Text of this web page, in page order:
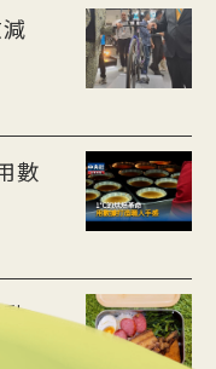
數